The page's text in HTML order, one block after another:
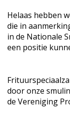
Helaas hebben
die in
in de Nationale
een positie
door onze
de Vereniging